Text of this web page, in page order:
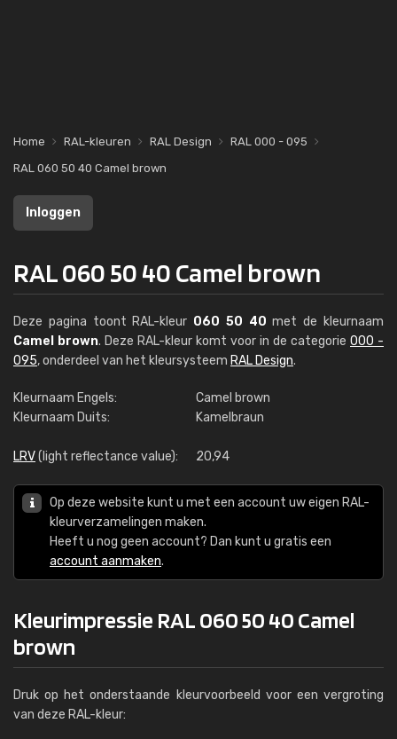
Home RAL-kleuren RAL Design
RAL 000 - 095
RAL 060 50 40 Camel brown
Inloggen
RAL 060 50 40 Camel brown
Deze pagina toont RAL-kleur 060 50 40 met de kleurnaam
Camel brown. Deze RAL-kleur komt voor in de categorie 000 -
095, onderdeel van het kleursysteem RAL Design.
Kleurnaam Engels:
Camel brown
Kleurnaam Duits:
Kamelbraun
LRV(light reflectance value): 20,94
Op deze website kunt u met een account uw eigen RAL-
kleurverzamelingen maken.
Heeft u nog geen account? Dan kunt u gratis een
account aanmaken.
Kleurimpressie RAL 060 50 40 Camel
brown
Druk op het onderstaande kleurvoorbeeld voor een vergroting
van deze RAL-kleur: